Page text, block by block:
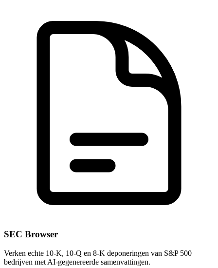
SEC Browser
Verken echte 10-K, 10-Q en 8-K deponeringen van S&P 500
bedrijven met AI-gegenereerde samenvattingen.